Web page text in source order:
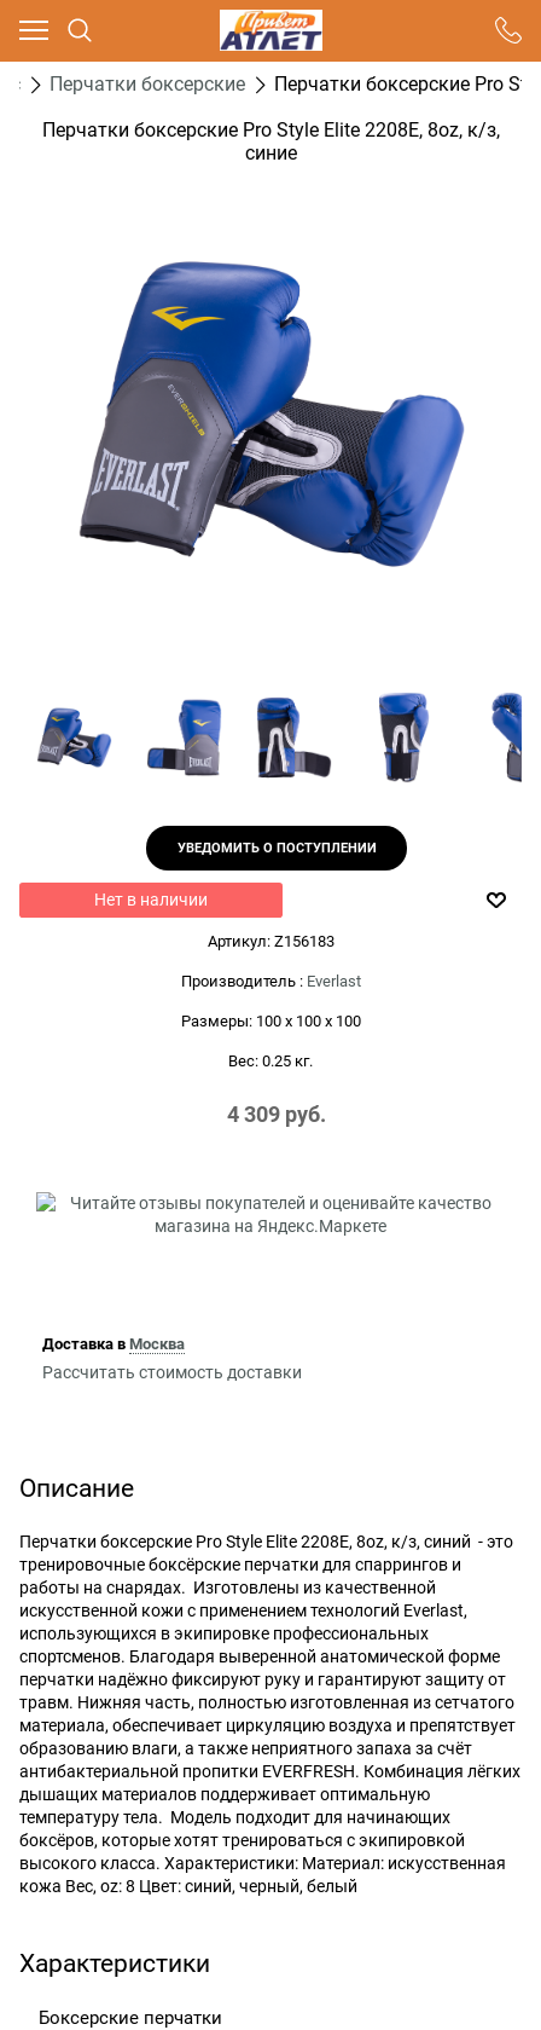
Перчатки боксерские
Перчатки боксерские Pro
Перчатки боксерские Pro Style Elite 2208E, 8oz, к/з,
синие
УВЕДОМИТЬ О ПОСТУПЛЕНИИ
Нет в наличии
Артикул: Z156183
Производитель : Everlast
Размеры: 100 x 100 x 100
Вес: 0.25 кг.
4 309 руб.
Доставка в Москва
Рассчитать стоимость доставки
Описание
Перчатки боксерские Pro Style Elite 2208E, 8oz, к/з, синий - это
тренировочные боксёрские перчатки для спаррингов и
работы на снарядах. Изготовлены из качественной
искусственной кожи с применением технологий Everlast,
использующихся в экипировке профессиональных
спортсменов. Благодаря выверенной анатомической форме
перчатки надёжно фиксируют руку и гарантируют защиту от
травм. Нижняя часть, полностью изготовленная из сетчатого
материала, обеспечивает циркуляцию воздуха и препятствует
образованию влаги, а также неприятного запаха за счёт
антибактериальной пропитки EVERFRESH. Комбинация лёгких
дышащих материалов поддерживает оптимальную
температуру тела. Модель подходит для начинающих
боксёров, которые хотят тренироваться с экипировкой
высокого класса. Характеристики: Материал: искусственная
кожа Вес, oz: 8 Цвет: синий, черный, белый
Характеристики
Боксерские перчатки
Ваш город - Москва,
угадали?
ДА НЕТ